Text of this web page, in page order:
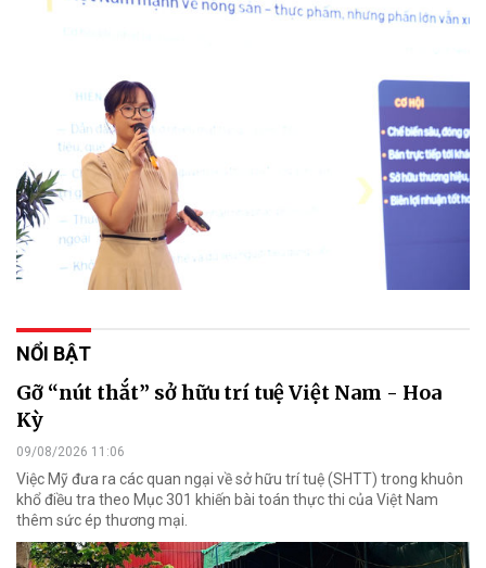
NỔI BẬT
Gỡ “nút thắt” sở hữu trí tuệ Việt Nam - Hoa
Kỳ
09/08/2026 11:06
Việc Mỹ đưa ra các quan ngại về sở hữu trí tuệ (SHTT) trong khuôn
khổ điều tra theo Mục 301 khiến bài toán thực thi của Việt Nam
thêm sức ép thương mại.